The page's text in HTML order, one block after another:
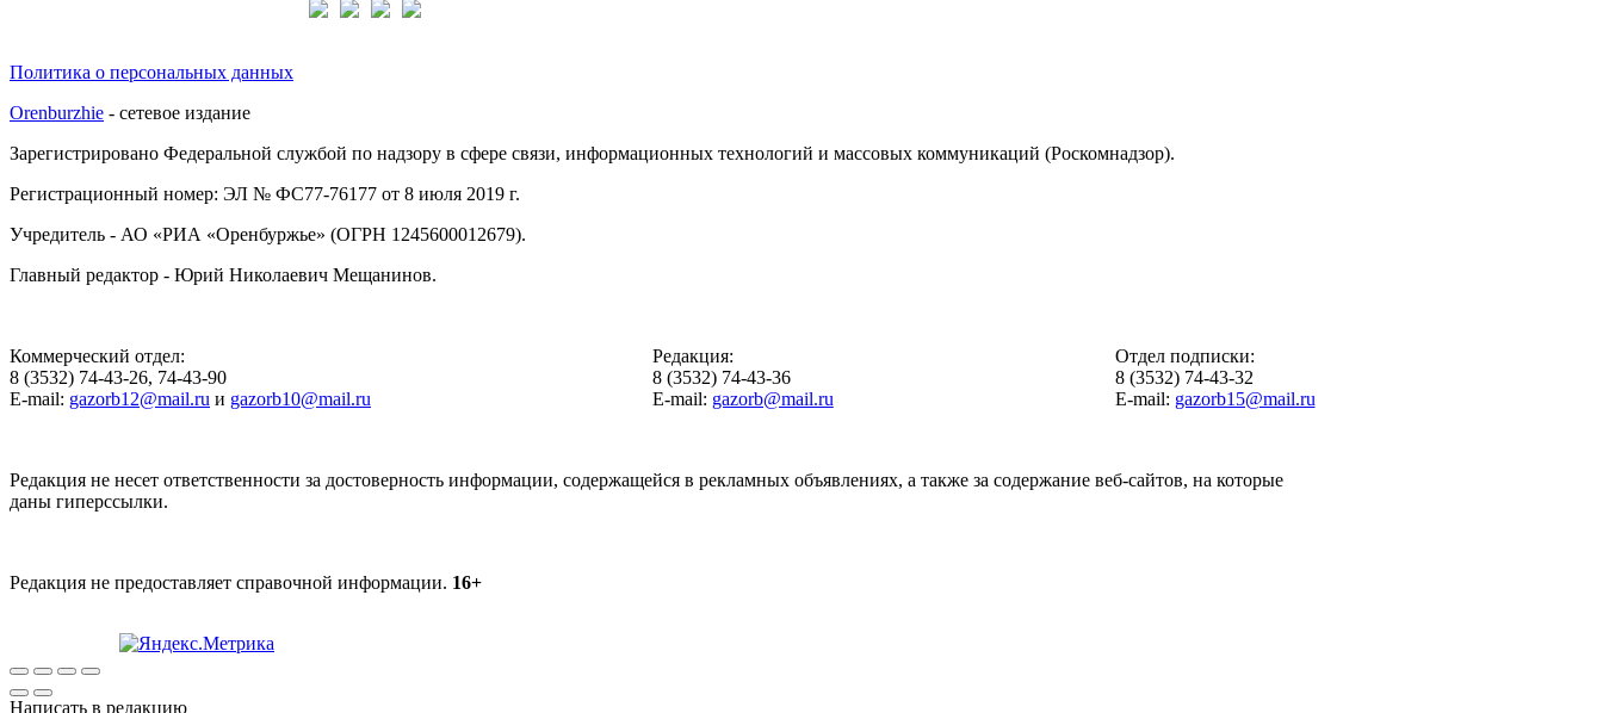
Политика о персональных данных
Orenburzhie - сетевое издание
Зарегистрировано Федеральной службой по надзору в сфере связи, информационных технологий и массовых коммуникаций (Роскомнадзор).
Регистрационный номер: ЭЛ № ФС77-76177 от 8 июля 2019 г.
Учредитель - АО «РИА «Оренбуржье» (ОГРН 1245600012679).
Главный редактор - Юрий Николаевич Мещанинов.
Коммерческий отдел:
8 (3532) 74-43-26, 74-43-90
E-mail: gazorb12@mail.ru и gazorb10@mail.ru
Редакция:
8 (3532) 74-43-36
E-mail: gazorb@mail.ru
Отдел подписки:
8 (3532) 74-43-32
E-mail: gazorb15@mail.ru
Редакция не несет ответственности за достоверность информации, содержащейся в рекламных объявлениях, а также за содержание веб-сайтов, на которые
даны гиперссылки.
Редакция не предоставляет справочной информации. 16+
Написать в редакцию